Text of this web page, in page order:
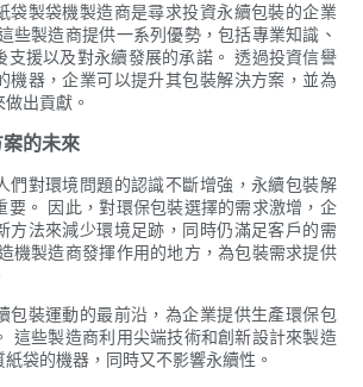
袋製袋機製造商是尋求投資永續包裝的企業
些製造商提供一系列優勢，包括專業知識、
支援以及對永續發展的承諾。 透過投資信譽
機器，企業可以提升其包裝解決方案，並為
出貢獻。
的未來
們對環境問題的認識不斷增強，永續包裝解
要。 因此，對環保包裝選擇的需求激增，企
方法來減少環境足跡，同時仍滿足客戶的需
機製造商發揮作用的地方，為包裝需求提供
包裝運動的最前沿，為企業提供生產環保包
這些製造商利用尖端技術和創新設計來製造
袋的機器，同時又不影響永續性。